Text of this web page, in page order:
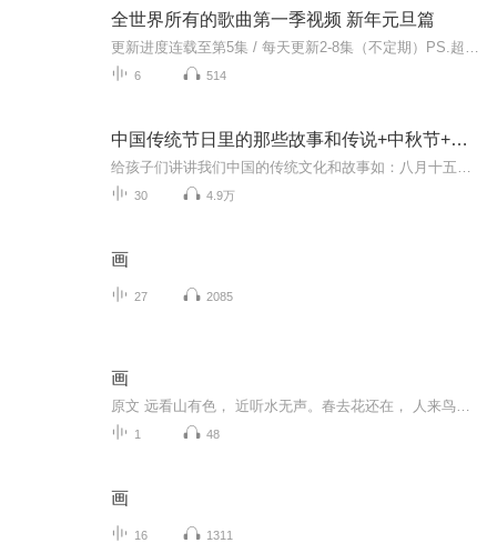
全世界所有的歌曲第一季视频 新年元旦篇
6 514
中国传统节日里的那些故事和传说+中秋节+元旦春节等
30 4.9万
画
27 2085
画
1 48
画
16 1311